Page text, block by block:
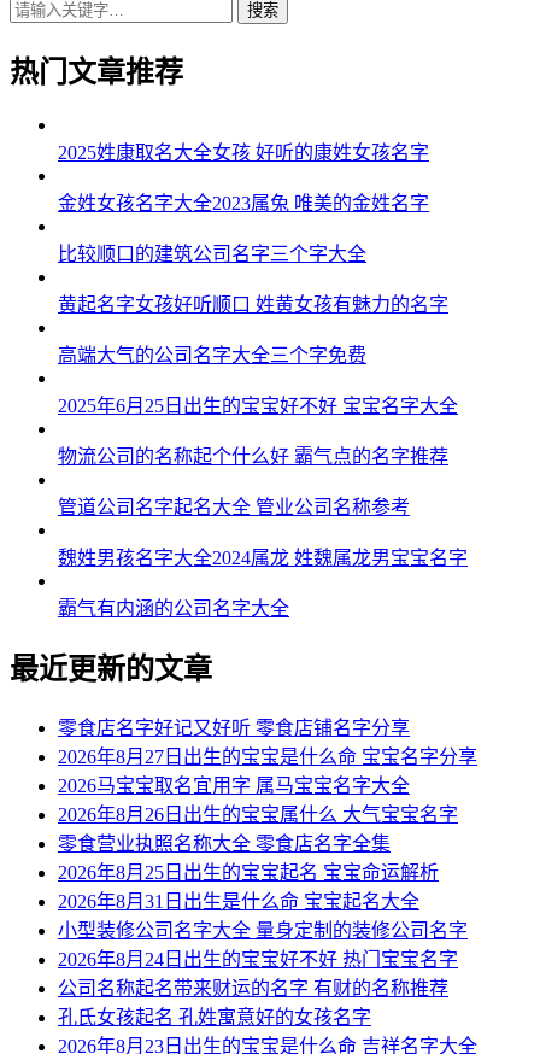
搜索
热门文章推荐
2025姓康取名大全女孩 好听的康姓女孩名字
金姓女孩名字大全2023属兔 唯美的金姓名字
比较顺口的建筑公司名字三个字大全
黄起名字女孩好听顺口 姓黄女孩有魅力的名字
高端大气的公司名字大全三个字免费
2025年6月25日出生的宝宝好不好 宝宝名字大全
物流公司的名称起个什么好 霸气点的名字推荐
管道公司名字起名大全 管业公司名称参考
魏姓男孩名字大全2024属龙 姓魏属龙男宝宝名字
霸气有内涵的公司名字大全
最近更新的文章
零食店名字好记又好听 零食店铺名字分享
2026年8月27日出生的宝宝是什么命 宝宝名字分享
2026马宝宝取名宜用字 属马宝宝名字大全
2026年8月26日出生的宝宝属什么 大气宝宝名字
零食营业执照名称大全 零食店名字全集
2026年8月25日出生的宝宝起名 宝宝命运解析
2026年8月31日出生是什么命 宝宝起名大全
小型装修公司名字大全 量身定制的装修公司名字
2026年8月24日出生的宝宝好不好 热门宝宝名字
公司名称起名带来财运的名字 有财的名称推荐
孔氏女孩起名 孔姓寓意好的女孩名字
2026年8月23日出生的宝宝是什么命 吉祥名字大全